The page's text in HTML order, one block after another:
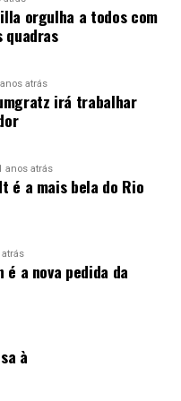
Educação e Cultura,
bolinho de batata,
a pedida é farta.
de semana, haverá
tal Hatfield e no
é mais ligado a um
últimos dias de festa.
Antigos e
orgulha a todos com
quadras
atrás
irá trabalhar
anos atrás
é a mais bela do Rio
atrás
a nova pedida da
à